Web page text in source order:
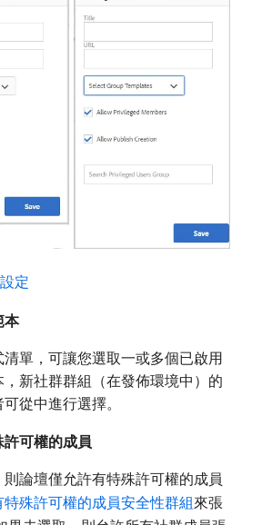
定
本
單，可讓您選取一或多個已啟用
，新社群群組（在發佈環境中）的
從中進行選擇。
許可權的成員
論壇僅允許有特殊許可權的成員
特殊許可權的成員安全性群組來張